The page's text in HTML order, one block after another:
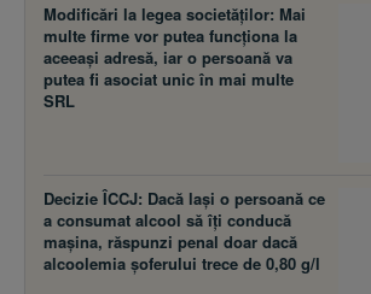
Modificări la legea societăţilor: Mai
multe firme vor putea funcţiona la
aceeaşi adresă, iar o persoană va
putea fi asociat unic în mai multe
SRL
Decizie ÎCCJ: Dacă laşi o persoană ce
a consumat alcool să îţi conducă
maşina, răspunzi penal doar dacă
alcoolemia şoferului trece de 0,80 g/l